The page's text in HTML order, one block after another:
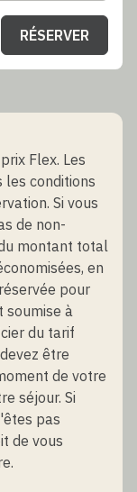
RÉSERVER
Flex. Les
les conditions
Si vous
de non-
montant total
en
pour
soumise à
du tarif
être
de votre
séjour. Si
pas
de vous